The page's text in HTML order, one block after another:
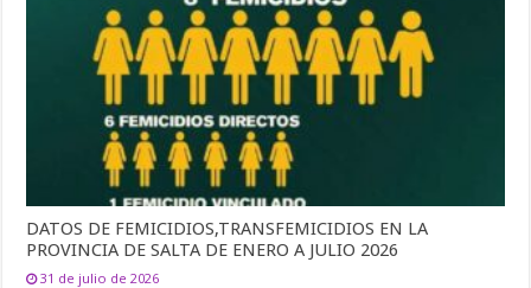
DATOS DE FEMICIDIOS,TRANSFEMICIDIOS EN LA
PROVINCIA DE SALTA DE ENERO A JULIO 2026
31 de julio de 2026